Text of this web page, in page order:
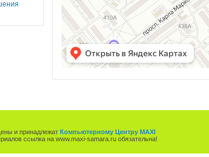
и принадлежат Компьютерному Центру MAXI
ссылка на www.maxi-samara.ru обязательна!